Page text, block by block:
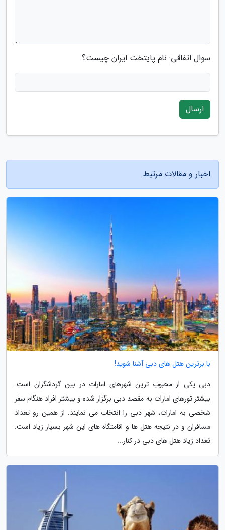
سوال اتفاقی: نام پایتخت ایران چیست؟
ارسال
اخبار و مقالات مرتبط
با برترین هتل های دبی آشنا شوید!
دبی یکی از محبوب ترین شهرهای امارات در بین گردشگران است.
بیشتر تورهای امارات به مقصد دبی برگزار شده و بیشتر افراد هنگام سفر
شخصی به امارات، شهر دبی را انتخاب می نمایند. از همین رو تعداد
مسافران و در نتیجه هتل ها و اقامتگاه های این شهر بسیار زیاد است.
تعداد زیاد هتل های دبی در کنار...